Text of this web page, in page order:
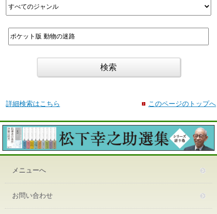
詳細検索はこちら このページのトップへ
メニューへ
お問い合わせ